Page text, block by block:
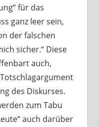
für das
ganz leer sein,
der falschen
sicher.“ Diese
auch,
des Diskurses.
zum Tabu
auch darüber